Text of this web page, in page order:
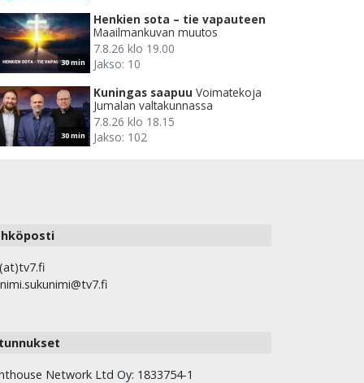
30 min
Henkien sota – tie vapauteen
Maailmankuvan muutos
7.8.26 klo 19.00
Jakso: 10
30 min
Kuningas saapuu Voimatekoja
Jumalan valtakunnassa
7.8.26 klo 18.15
Jakso: 102
Network Ltd Oy: 1833754-1